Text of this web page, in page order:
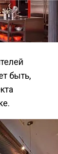
быть,